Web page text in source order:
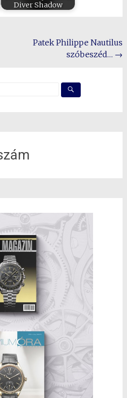
Diver Shadow
Patek Philippe Nautilus
szóbeszéd… →